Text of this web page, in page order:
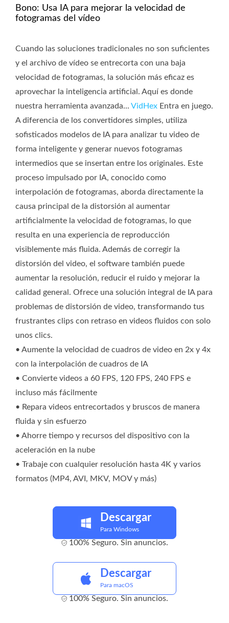
Bono: Usa IA para mejorar la velocidad de
fotogramas del vídeo
Cuando las soluciones tradicionales no son suficientes
y el archivo de vídeo se entrecorta con una baja
velocidad de fotogramas, la solución más eficaz es
aprovechar la inteligencia artificial. Aquí es donde
nuestra herramienta avanzada... VidHex Entra en juego.
A diferencia de los convertidores simples, utiliza
sofisticados modelos de IA para analizar tu video de
forma inteligente y generar nuevos fotogramas
intermedios que se insertan entre los originales. Este
proceso impulsado por IA, conocido como
interpolación de fotogramas, aborda directamente la
causa principal de la distorsión al aumentar
artificialmente la velocidad de fotogramas, lo que
resulta en una experiencia de reproducción
visiblemente más fluida. Además de corregir la
distorsión del video, el software también puede
aumentar la resolución, reducir el ruido y mejorar la
calidad general. Ofrece una solución integral de IA para
problemas de distorsión de video, transformando tus
frustrantes clips con retraso en videos fluidos con solo
unos clics.
• Aumente la velocidad de cuadros de video en 2x y 4x
con la interpolación de cuadros de IA
• Convierte videos a 60 FPS, 120 FPS, 240 FPS e
incluso más fácilmente
• Repara videos entrecortados y bruscos de manera
fluida y sin esfuerzo
• Ahorre tiempo y recursos del dispositivo con la
aceleración en la nube
• Trabaje con cualquier resolución hasta 4K y varios
formatos (MP4, AVI, MKV, MOV y más)
Descargar
Para Windows
100% Seguro. Sin anuncios.
Descargar
Para macOS
100% Seguro. Sin anuncios.